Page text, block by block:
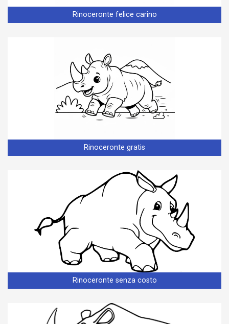
Rinoceronte felice carino
Rinoceronte gratis
Rinoceronte senza costo